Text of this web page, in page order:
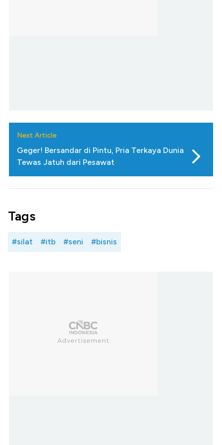
Next Article
Geger! Bersandar di Pintu, Pria Terkaya Dunia
Tewas Jatuh dari Pesawat
Tags
#silat #itb #seni #bisnis